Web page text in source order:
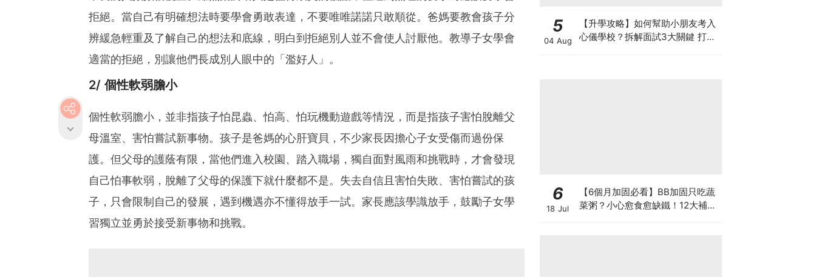
拒絕。當自己有明確想法時要學會勇敢表達，不要唯唯諾諾只敢順從。爸媽要教會孩子分
辨緩急輕重及了解自己的想法和底線，明白到拒絕別人並不會使人討厭他。教導子女學會
適當的拒絕，別讓他們長成別人眼中的「濫好人」。
2/ 個性軟弱膽小
個性軟弱膽小，並非指孩子怕昆蟲、怕高、怕玩機動遊戲等情況，而是指孩子害怕脫離父
母溫室、害怕嘗試新事物。孩子是爸媽的心肝寶貝，不少家長因擔心子女受傷而過份保
護。但父母的護蔭有限，當他們進入校園、踏入職場，獨自面對風雨和挑戰時，才會發現
自己怕事軟弱，脫離了父母的保護下就什麼都不是。失去自信且害怕失敗、害怕嘗試的孩
子，只會限制自己的發展，遇到機遇亦不懂得放手一試。家長應該學識放手，鼓勵子女學
習獨立並勇於接受新事物和挑戰。
5
04 Aug
【升學攻略】如何幫助小朋友考入
心儀學校？拆解面試3大關鍵 打好
6
18 Jul
【6個月加固必看】BB加固只吃蔬
菜粥？小心愈食愈缺鐵！12大補鐵